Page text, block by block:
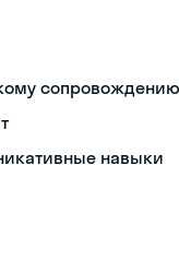
навыки